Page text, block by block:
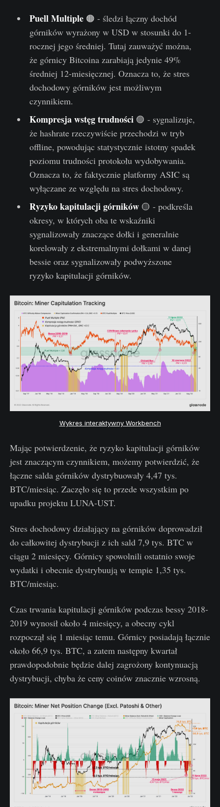
Puell Multiple🟠 - śledzi łączny dochód
górników wyrażony w USD w stosunki do 1-
rocznej jego średniej. Tutaj zauważyć można,
że górnicy Bitcoina zarabiają jedynie 49%
średniej 12-miesięcznej. Oznacza to, że stres
dochodowy górników jest możliwym
czynnikiem.
Kompresja wstęg trudności 🟣 - sygnalizuje,
że hashrate rzeczywiście przechodzi w tryb
offline, powodując statystycznie istotny spadek
poziomu trudności protokołu wydobywania.
Oznacza to, że faktycznie platformy ASIC są
wyłączane ze względu na stres dochodowy.
Ryzyko kapitulacji górników🟡 - podkreśla
okresy, w których oba te wskaźniki
sygnalizowały znaczące dołki i generalnie
korelowały z ekstremalnymi dołkami w danej
bessie oraz sygnalizowały podwyższone
ryzyko kapitulacji górników.
Wykres interaktywny Workbench
Mając potwierdzenie, że ryzyko kapitulacji górników
jest znaczącym czynnikiem, możemy potwierdzić, że
łączne salda górników dystrybuowały 4,47 tys.
BTC/miesiąc. Zaczęło się to przede wszystkim po
upadku projektu LUNA-UST.
Stres dochodowy działający na górników doprowadził
do całkowitej dystrybucji z ich sald 7,9 tys. BTC w
ciągu 2 miesięcy. Górnicy spowolnili ostatnio swoje
wydatki i obecnie dystrybuują w tempie 1,35 tys.
BTC/miesiąc.
Czas trwania kapitulacji górników podczas bessy 2018-
2019 wynosił około 4 miesięcy, a obecny cykl
rozpoczął się 1 miesiąc temu. Górnicy posiadają łącznie
około 66,9 tys. BTC, a zatem następny kwartał
prawdopodobnie będzie dalej zagrożony kontynuacją
dystrybucji, chyba że ceny coinów znacznie wzrosną.